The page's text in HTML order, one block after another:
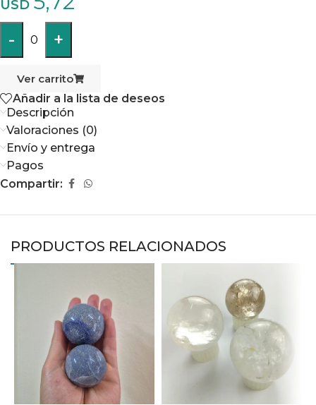
USD
- 0 +
Ver carrito
Añadir a la lista de deseos
Descripción
Valoraciones (0)
Envío y entrega
Pagos
Compartir:
PRODUCTOS RELACIONADOS